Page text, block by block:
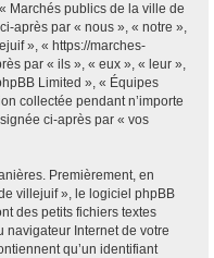
Marchés publics de la ville de
après par « nous », « notre »,
», « https://marches-
par « ils », « eux », « leur »,
Limited », « Équipes
collectée pendant n’importe
ci-après par « vos
Premièrement, en
villejuif », le logiciel phpBB
des petits fichiers textes
navigateur Internet de votre
qu’un identifiant